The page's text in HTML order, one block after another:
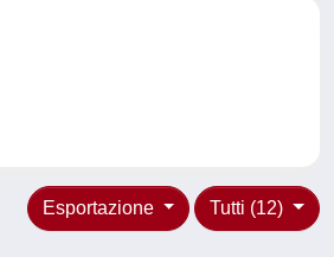
Tutti (12)
Esportazione